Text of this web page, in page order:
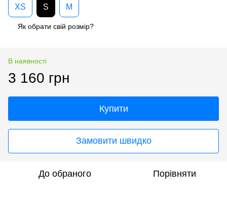
XS S M
Як обрати свій розмір?
В наявності
3 160 грн
Купити
Замовити швидко
До обраного Порівняти